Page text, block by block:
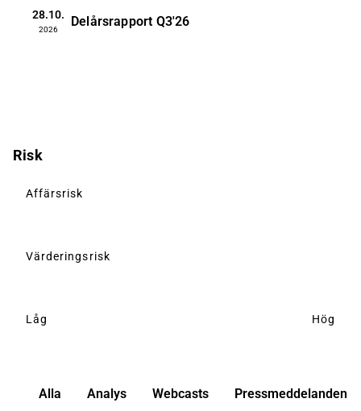
28.10.
2026
Delårsrapport Q3'26
Risk
Affärsrisk
Värderingsrisk
Låg Hög
Alla Analys Webcasts Pressmeddelanden